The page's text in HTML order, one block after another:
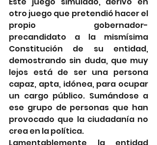
otro juego que pretendió hacer el
propio gobernador-
precandidato a la mismísima
Constitución de su entidad,
demostrando sin duda, que muy
lejos está de ser una persona
capaz, apta, idónea, para ocupar
un cargo público. Sumándose a
ese grupo de personas que han
provocado que la ciudadanía no
crea en la política.
Lamentablemente la entidad